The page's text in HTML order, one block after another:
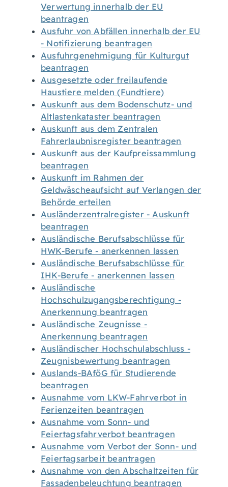
Verwertung innerhalb der EU
beantragen
Ausfuhr von Abfällen innerhalb der EU
- Notifizierung beantragen
Ausfuhrgenehmigung für Kulturgut
beantragen
Ausgesetzte oder freilaufende
Haustiere melden (Fundtiere)
Auskunft aus dem Bodenschutz- und
Altlastenkataster beantragen
Auskunft aus dem Zentralen
Fahrerlaubnisregister beantragen
Auskunft aus der Kaufpreissammlung
beantragen
Auskunft im Rahmen der
Geldwäscheaufsicht auf Verlangen der
Behörde erteilen
Ausländerzentralregister - Auskunft
beantragen
Ausländische Berufsabschlüsse für
HWK-Berufe - anerkennen lassen
Ausländische Berufsabschlüsse für
IHK-Berufe - anerkennen lassen
Ausländische
Hochschulzugangsberechtigung -
Anerkennung beantragen
Ausländische Zeugnisse -
Anerkennung beantragen
Ausländischer Hochschulabschluss -
Zeugnisbewertung beantragen
Auslands-BAföG für Studierende
beantragen
Ausnahme vom LKW-Fahrverbot in
Ferienzeiten beantragen
Ausnahme vom Sonn- und
Feiertagsfahrverbot beantragen
Ausnahme vom Verbot der Sonn- und
Feiertagsarbeit beantragen
Ausnahme von den Abschaltzeiten für
Fassadenbeleuchtung beantragen